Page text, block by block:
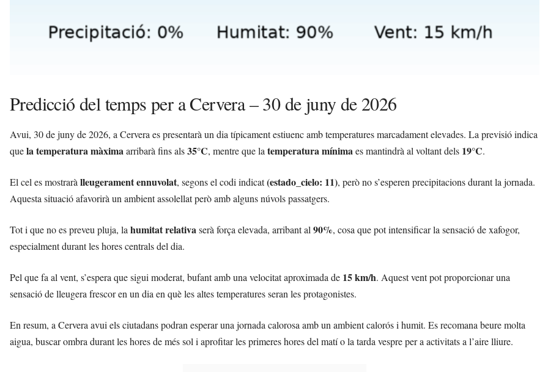
Predicció del temps per a Cervera – 30 de juny de 2026
Avui, 30 de juny de 2026, a Cervera es presentarà un dia típicament estiuenc amb temperatures marcadament elevades. La previsió indica
quela temperatura màximaarribarà fins als35°C, mentre que la temperatura mínimaes mantindrà al voltant dels 19°C.
El cel es mostrarà lleugerament ennuvolat, segons el codi indicat(estado_cielo: 11), però no s’esperen precipitacions durant la jornada.
Aquesta situació afavorirà un ambient assolellat però amb alguns núvols passatgers.
Tot i que no es preveu pluja, la humitat relativaserà força elevada, arribant al 90%, cosa que pot intensificar la sensació de xafogor,
especialment durant les hores centrals del dia.
Pel que fa al vent, s’espera que sigui moderat, bufant amb una velocitat aproximada de 15 km/h. Aquest vent pot proporcionar una
sensació de lleugera frescor en un dia en què les altes temperatures seran les protagonistes.
En resum, a Cervera avui els ciutadans podran esperar una jornada calorosa amb un ambient calorós i humit. Es recomana beure molta
aigua, buscar ombra durant les hores de més sol i aprofitar les primeres hores del matí o la tarda vespre per a activitats a l’aire lliure.